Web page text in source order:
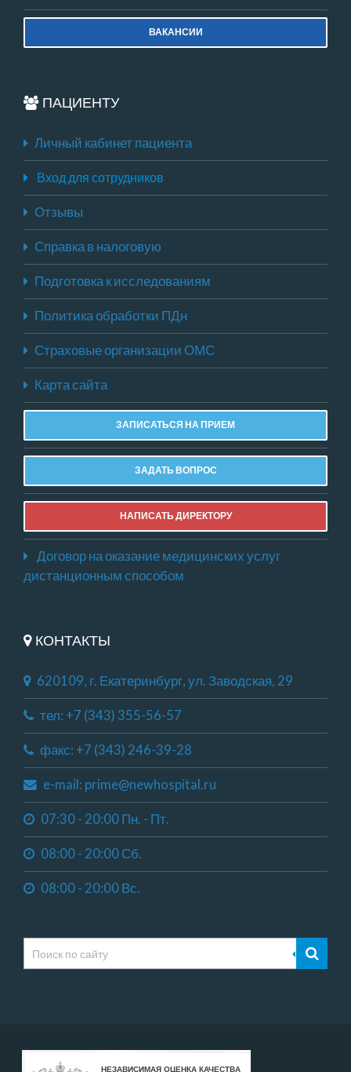
ВАКАНСИИ
ПАЦИЕНТУ
Личный кабинет пациента
Вход для сотрудников
Отзывы
Справка в налоговую
Подготовка к исследованиям
Политика обработки ПДн
Страховые организации ОМС
Карта сайта
ЗАПИСАТЬСЯ НА ПРИЕМ
ЗАДАТЬ ВОПРОС
НАПИСАТЬ ДИРЕКТОРУ
Договор на оказание медицинских услуг
дистанционным способом
КОНТАКТЫ
620109, г. Екатеринбург, ул. Заводская, 29
тел: +7 (343) 355-56-57
факс: +7 (343) 246-39-28
e-mail: prime@newhospital.ru
07:30 - 20:00 Пн. - Пт.
08:00 - 20:00 Сб.
08:00 - 20:00 Вс.